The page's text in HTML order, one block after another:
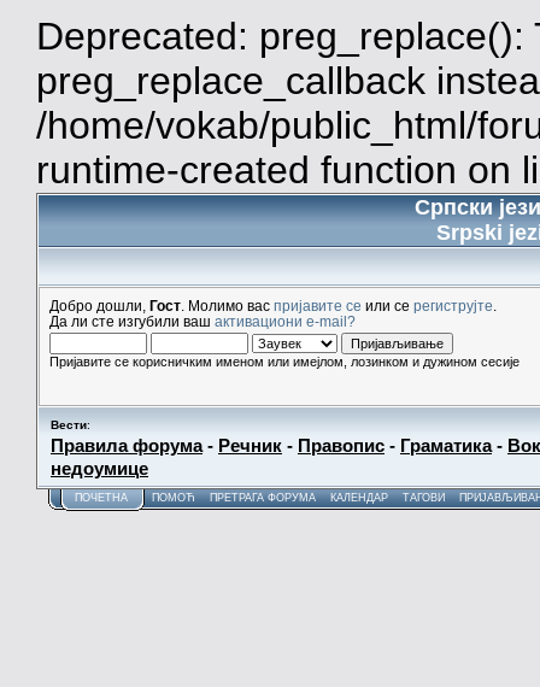
Deprecated:
preg_replace_callback
/home/vokab/public_html/
runtime-created function on
Српски
Srpski
Добро дошли, Гост . Молимо вас пријавите се или се региструјте
Да ли сте изгубили ваш активациони e-mail?
Пријавите се корисничким именом или имејлом, лозинком и дужином сесије
Вести:
Правила форума- Речник - Правопис - Граматика-
недоумице
ПОЧЕТНА ПОМОЋ ПРЕТРАГА ФОРУМА КАЛЕНДАР ТАГОВИ